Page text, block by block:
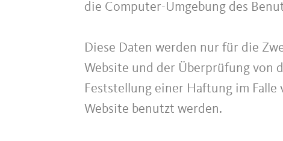
die Computer-Umgebung des
Diese Daten werden nur für die
Website und der Überprüfung von
Feststellung einer Haftung im
Website benutzt werden.